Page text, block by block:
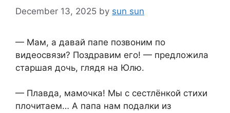
December 13, 2025 by sun sun
— Мам, а давай папе позвоним по
видеосвязи? Поздравим его! — предложила
старшая дочь, глядя на Юлю.
— Плавда, мамочка! Мы с сестлёнкой стихи
плочитаем… А папа нам подалки из